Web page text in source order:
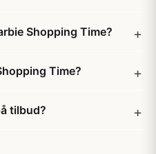
Shopping Time?
Time?
tilbud?